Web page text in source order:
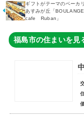
ギフトがテーマのベーカ
あすみが丘「
cafe Ruban」
福島市の住まいを見